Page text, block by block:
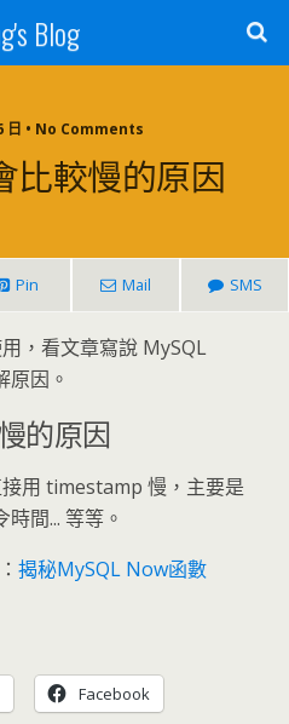
Blog
日 • No Comments
會比較慢的原因
Pin Mail SMS
，看文章寫說 MySQL
原因。
慢的原因
用 timestamp 慢，主要是
間... 等等。
揭秘MySQL Now函數
Facebook